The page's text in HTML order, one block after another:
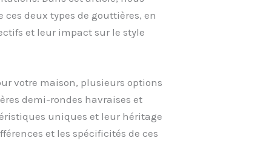
deux types de gouttières, en
et leur impact sur le style
votre maison, plusieurs options
demi-rondes havraises et
uniques et leur héritage
et les spécificités de ces